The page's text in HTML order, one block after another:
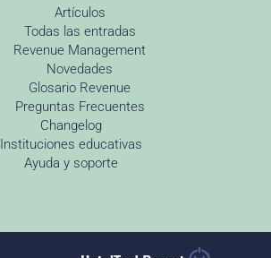
Artículos
Todas las entradas
Revenue Management
Novedades
Glosario Revenue
Preguntas Frecuentes
Changelog
Instituciones educativas
Ayuda y soporte